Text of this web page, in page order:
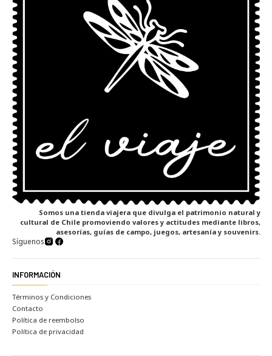
Somos una tienda viajera que divulga el patrimonio natural y
cultural de Chile promoviendo valores y actitudes mediante libros,
asesorías, guías de campo, juegos, artesanía y souvenirs.
Síguenos
INFORMACIÓN
Términos y Condiciones
Contacto
Política de reembolso
Política de privacidad